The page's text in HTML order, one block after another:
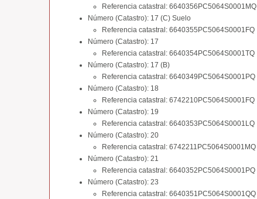
Referencia catastral: 6640356PC5064S0001MQ
Número (Catastro): 17 (C) Suelo
Referencia catastral: 6640355PC5064S0001FQ
Número (Catastro): 17
Referencia catastral: 6640354PC5064S0001TQ
Número (Catastro): 17 (B)
Referencia catastral: 6640349PC5064S0001PQ
Número (Catastro): 18
Referencia catastral: 6742210PC5064S0001FQ
Número (Catastro): 19
Referencia catastral: 6640353PC5064S0001LQ
Número (Catastro): 20
Referencia catastral: 6742211PC5064S0001MQ
Número (Catastro): 21
Referencia catastral: 6640352PC5064S0001PQ
Número (Catastro): 23
Referencia catastral: 6640351PC5064S0001QQ